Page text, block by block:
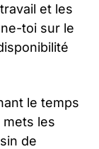
et les
toi sur le
le temps
mets les
de